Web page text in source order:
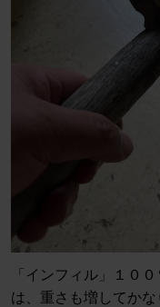
「インフィル」１０
は、重さも増してかな